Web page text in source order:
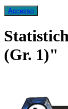
Accesso
(Gr. 1)"